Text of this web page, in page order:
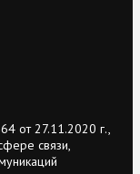
от 27.11.2020 г.,
связи,